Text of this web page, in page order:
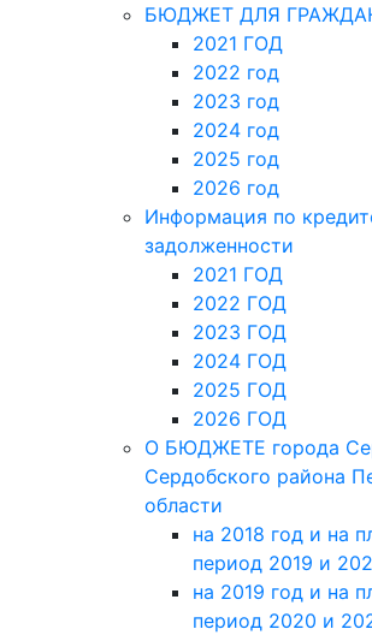
БЮДЖЕТ ДЛЯ
2021 ГОД
2022 год
2023 год
2024 год
2025 год
2026 год
Информация по
задолженности
2021 ГОД
2022 ГОД
2023 ГОД
2024 ГОД
2025 ГОД
2026 ГОД
О БЮДЖЕТЕ города
Сердобского района
области
на 2018 год и на
период 2019 и
на 2019 год и на
период 2020 и